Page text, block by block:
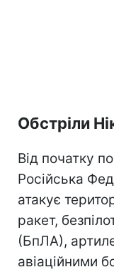
Обстріли
Від початку
Російська
атакує
ракет,
(БпЛА),
авіаційними